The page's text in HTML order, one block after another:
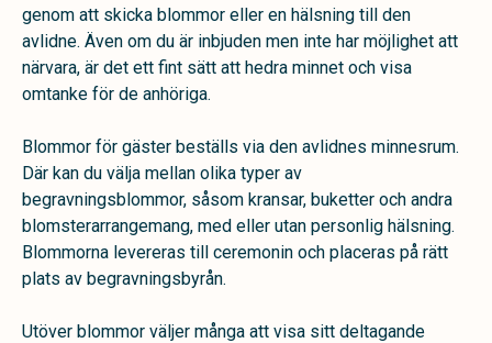
genom att skicka blommor eller en hälsning till den
avlidne. Även om du är inbjuden men inte har möjlighet att
närvara, är det ett fint sätt att hedra minnet och visa
omtanke för de anhöriga.
Blommor för gäster beställs via den avlidnes minnesrum.
Där kan du välja mellan olika typer av
begravningsblommor, såsom kransar, buketter och andra
blomsterarrangemang, med eller utan personlig hälsning.
Blommorna levereras till ceremonin och placeras på rätt
plats av begravningsbyrån.
Utöver blommor väljer många att visa sitt deltagande